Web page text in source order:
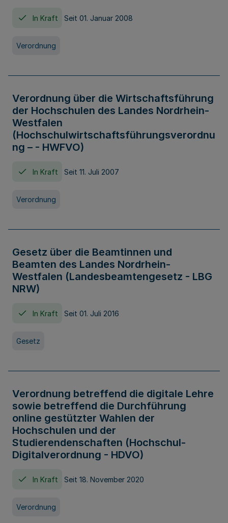
In Kraft Seit 01. Januar 2008
Verordnung
Verordnung über die Wirtschaftsführung
der Hochschulen des Landes Nordrhein-
Westfalen
(Hochschulwirtschaftsführungsverordnu
ng – - HWFVO)
In Kraft Seit 11. Juli 2007
Verordnung
Gesetz über die Beamtinnen und
Beamten des Landes Nordrhein-
Westfalen (Landesbeamtengesetz - LBG
NRW)
In Kraft Seit 01. Juli 2016
Gesetz
Verordnung betreffend die digitale Lehre
sowie betreffend die Durchführung
online gestützter Wahlen der
Hochschulen und der
Studierendenschaften (Hochschul-
Digitalverordnung - HDVO)
In Kraft Seit 18. November 2020
Verordnung